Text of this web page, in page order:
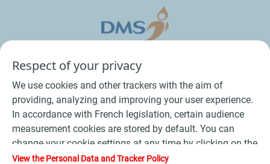
Conditions Générales de Vente Bois
Respect of your privacy
We use cookies and other trackers with the aim of
providing, analyzing and improving your user experience.
In accordance with French legislation, certain audience
measurement cookies are stored by default. You can
change your cookie settings at any time by clicking on the
"Manage my cookies" button. By clicking on the "Accept"
View the Personal Data and Tracker Policy